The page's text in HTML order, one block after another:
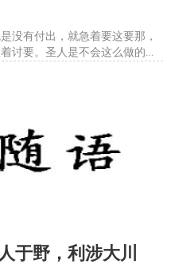
没有付出，就急着要这要那，
讨要。圣人是不会这么做的，
于野，利涉大川